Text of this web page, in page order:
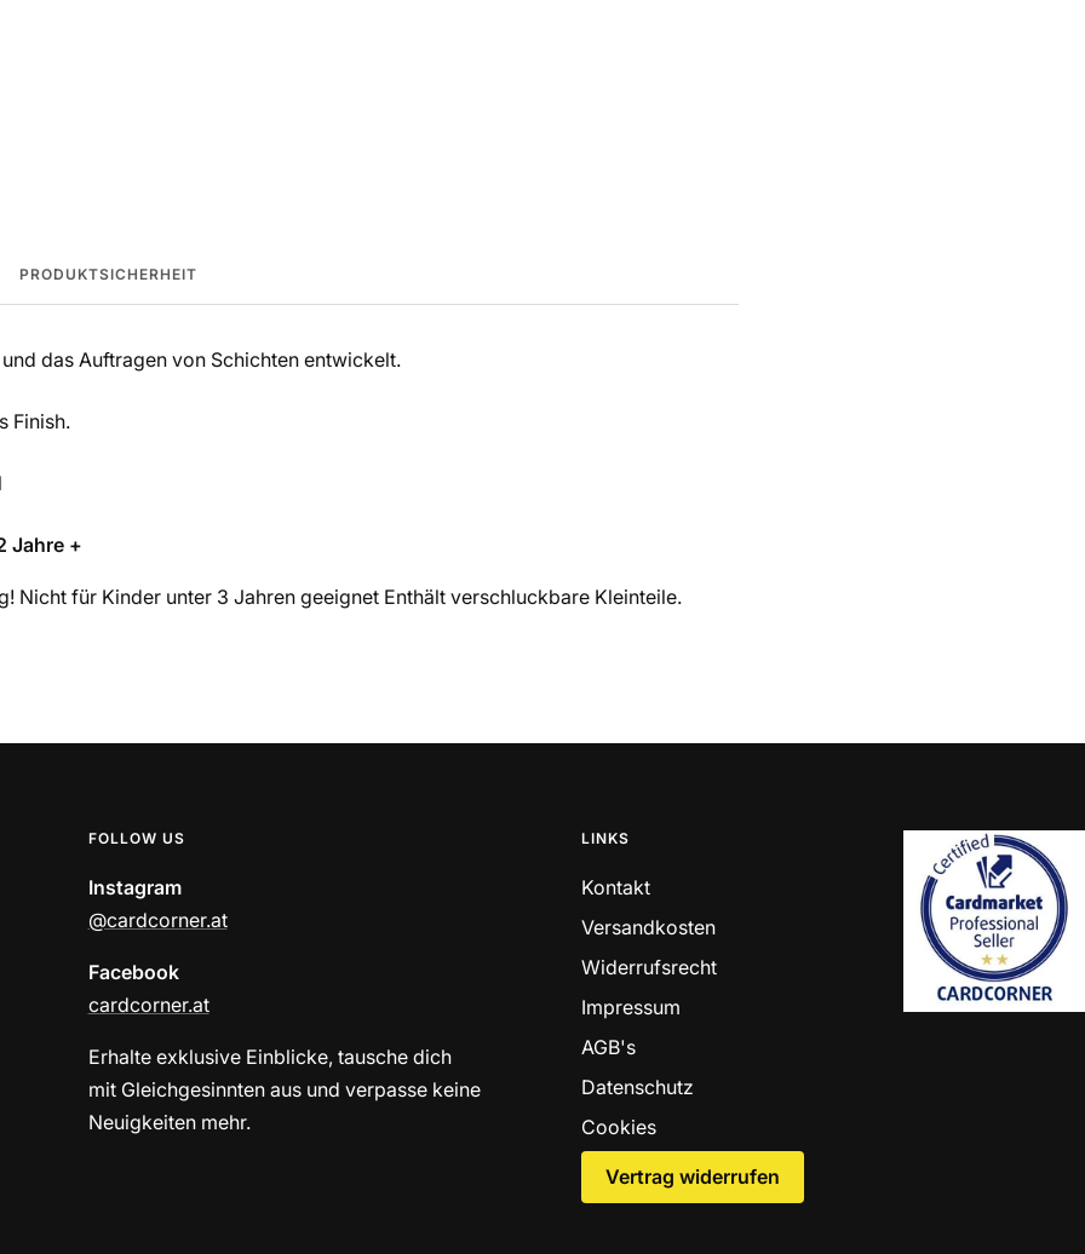
PRODUKTSICHERHEIT
das Auftragen von Schichten entwickelt.
Finish.
Jahre +
Nicht für Kinder unter 3 Jahren geeignet Enthält verschluckbare Kleinteile.
FOLLOW US
Instagram
@cardcorner.at
Facebook
cardcorner.at
Erhalte exklusive Einblicke, tausche dich
mit Gleichgesinnten aus und verpasse keine
Neuigkeiten mehr.
LINKS
Kontakt
Versandkosten
Widerrufsrecht
Impressum
AGB's
Datenschutz
Cookies
Vertrag widerrufen